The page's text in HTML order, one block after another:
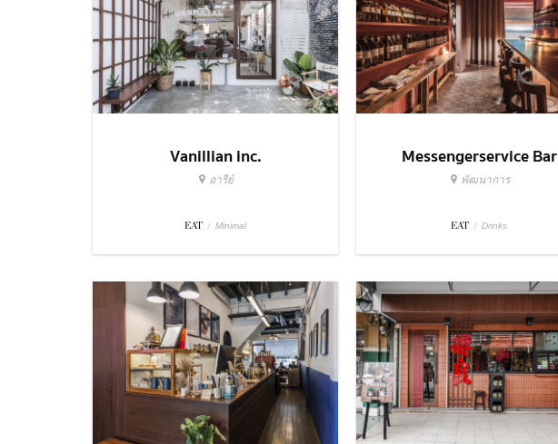
Vanillian inc.
อารีย์
EAT / Minimal
Messengerservice Bar
พัฒนาการ
EAT / Drinks